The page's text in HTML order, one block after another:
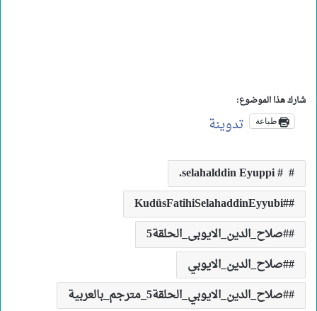
شارك هذا الموضوع:
طباعة تدوينة
# selahalddin Eyuppi.
#KudüsFatihiSelahaddinEyyubi
#صلاح_الدين_الايوبى_الحلقة5
#صلاح_الدين_الايوبي
#صلاح_الدين_الايوبي_الحلقة5_مترجم_بالعربية